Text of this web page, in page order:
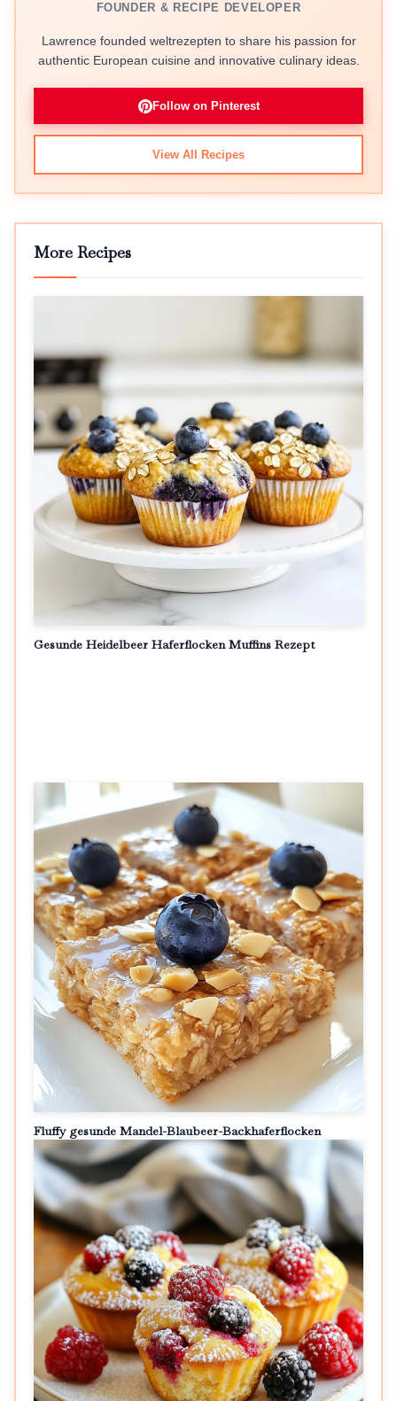
FOUNDER & RECIPE DEVELOPER
Lawrence founded weltrezepten to share his passion for
authentic European cuisine and innovative culinary ideas.
Follow on Pinterest
View All Recipes
More Recipes
Gesunde Heidelbeer Haferflocken Muffins Rezept
Fluffy gesunde Mandel-Blaubeer-Backhaferflocken